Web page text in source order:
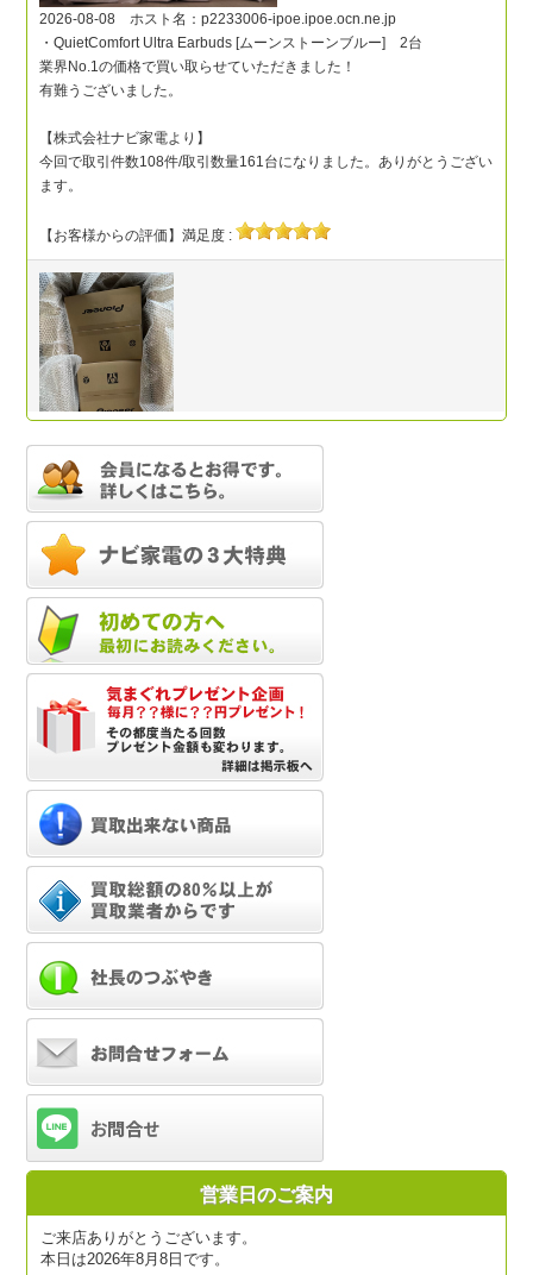
営業日のご案内
ご来店ありがとうございます。
本日は2026年8月8日です。